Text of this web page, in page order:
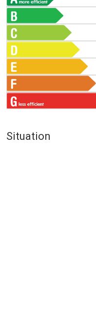
Situation